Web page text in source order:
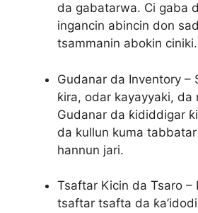
da gabatarwa. Ci gaba
ingancin abincin don
tsammanin abokin ciniki.
Gudanar da Inventory –
ƙira, odar kayayyaki, da
Gudanar da ƙididdigar
da kullun kuma
hannun jari.
Tsaftar Kicin da Tsaro –
tsaftar tsafta da